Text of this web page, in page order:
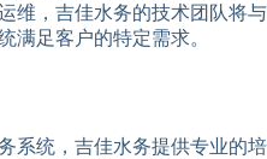
维，吉佳水务的技术团队将与
满足客户的特定需求。
系统，吉佳水务提供专业的培